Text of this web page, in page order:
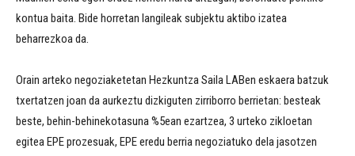
kontua baita. Bide horretan langileak subjektu aktibo izatea
beharrezkoa da.
Orain arteko negoziaketetan Hezkuntza Saila LABen eskaera batzuk
txertatzen joan da aurkeztu dizkiguten zirriborro berrietan: besteak
beste, behin-behinekotasuna %5ean ezartzea, 3 urteko zikloetan
egitea EPE prozesuak, EPE eredu berria negoziatuko dela jasotzen